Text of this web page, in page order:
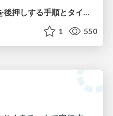
解説！データ基盤の進化を後押しする手順とタイミング
1 550